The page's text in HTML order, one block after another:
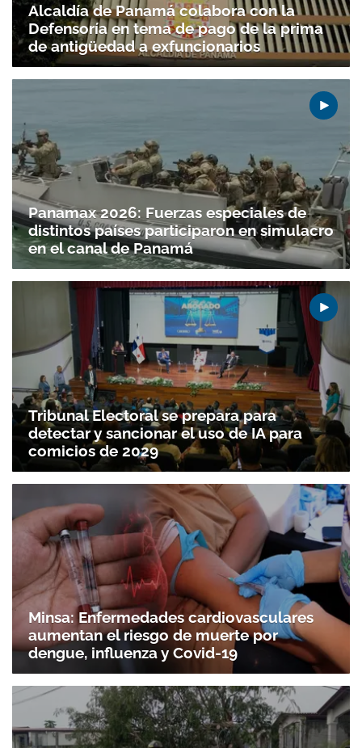
Alcaldía de Panamá colabora con la
Defensoría en tema de pago de la prima
de antigüedad a exfuncionarios
Panamax 2026: Fuerzas especiales de
distintos países participaron en simulacro
en el canal de Panamá
Tribunal Electoral se prepara para
detectar y sancionar el uso de IA para
comicios de 2029
Minsa: Enfermedades cardiovasculares
aumentan el riesgo de muerte por
dengue, influenza y Covid-19